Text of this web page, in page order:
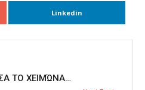
Linkedin
ΤΟ ΧΕΙΜΏΝΑ…